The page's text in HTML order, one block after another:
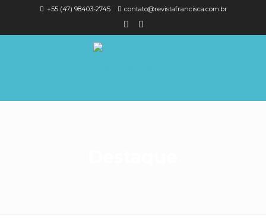
+55 (47) 98403-2745 contato@revistafrancisca.com.br